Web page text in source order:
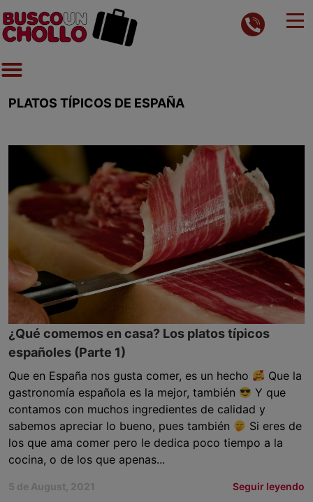
PLATOS TÍPICOS DE ESPAÑA
¿Qué comemos en casa? Los platos típicos
españoles (Parte 1)
Que en España nos gusta comer, es un hecho
Que la
gastronomía española es la mejor, también
Y que
contamos con muchos ingredientes de calidad y
sabemos apreciar lo bueno, pues también
Si eres de
los que ama comer pero le dedica poco tiempo a la
cocina, o de los que apenas...
5 de August, 2021 Seguir leyendo